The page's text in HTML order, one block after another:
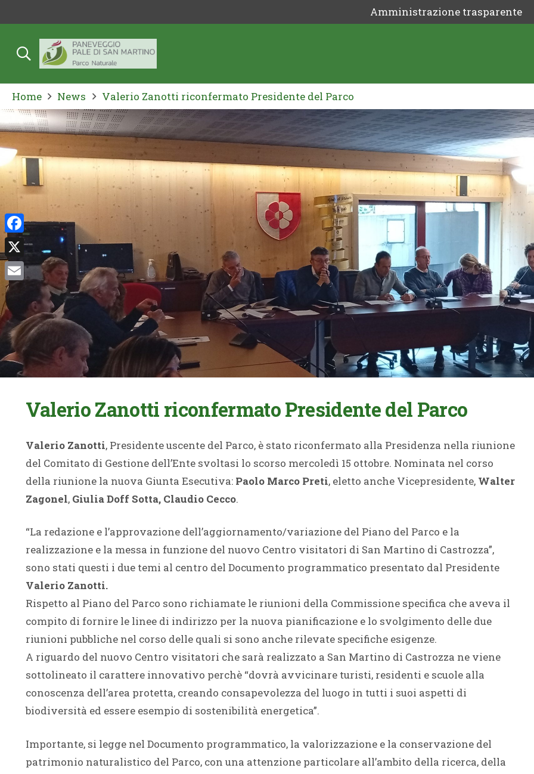
Amministrazione trasparente
Home News Valerio Zanotti riconfermato Presidente del Parco
Valerio Zanotti riconfermato Presidente del Parco
Valerio Zanotti, Presidente uscente del Parco, è stato riconfermato alla Presidenza nella riunione
del Comitato di Gestione dell’Ente svoltasi lo scorso mercoledì 15 ottobre. Nominata nel corso
della riunione la nuova Giunta Esecutiva: Paolo Marco Preti, eletto anche Vicepresidente,Walter
Zagonel, GiuliaDoff Sotta, Claudio Cecco.
“La redazione e l’approvazione dell’aggiornamento/variazione del Piano del Parco e la
realizzazione e la messa in funzione del nuovo Centro visitatori di San Martino di Castrozza”,
sono stati questi i due temi al centro del Documento programmatico presentato dal Presidente
Valerio Zanotti.
Rispetto al Piano del Parco sono richiamate le riunioni della Commissione specifica che aveva il
compito di fornire le linee di indirizzo per la nuova pianificazione e lo svolgimento delle due
riunioni pubbliche nel corso delle quali si sono anche rilevate specifiche esigenze.
A riguardo del nuovo Centro visitatori che sarà realizzato a San Martino di Castrozza ne viene
sottolineato il carattere innovativo perchè “dovrà avvicinare turisti, residenti e scuole alla
conoscenza dell’area protetta, creando consapevolezza del luogo in tutti i suoi aspetti di
biodiversità ed essere esempio di sostenibilità energetica”.
Importante, si legge nel Documento programmatico, la valorizzazione e la conservazione del
patrimonio naturalistico del Parco, con una attenzione particolare all’ambito della ricerca, della
Facebook
X
Email